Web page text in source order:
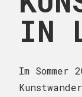
IN
Im